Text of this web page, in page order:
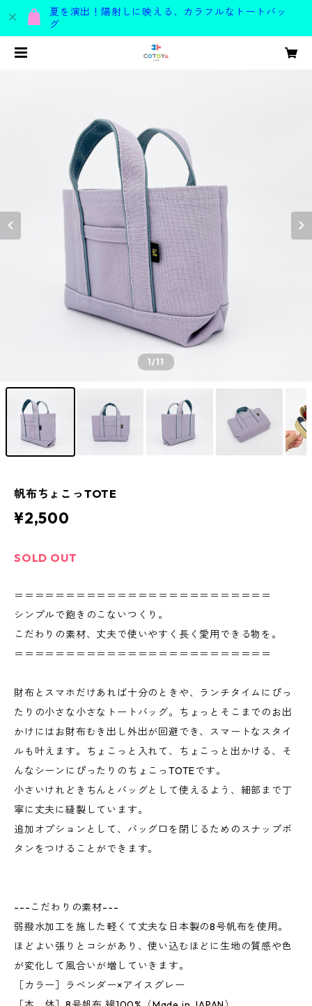
夏を演出！陽射しに映える、カラフルなトートバッ
グ
1/11
帆布ちょこっTOTE
¥2,500
SOLD OUT
＝＝＝＝＝＝＝＝＝＝＝＝＝＝＝＝＝＝＝＝＝＝＝＝＝
シンプルで飽きのこないつくり。
こだわりの素材、丈夫で使いやすく長く愛用できる物を。
＝＝＝＝＝＝＝＝＝＝＝＝＝＝＝＝＝＝＝＝＝＝＝＝＝
財布とスマホだけあれば十分のときや、ランチタイムにぴっ
たりの小さな小さなトートバッグ。ちょっとそこまでのお出
かけにはお財布むき出し外出が回避でき、スマートなスタイ
ルも叶えます。ちょこっと入れて、ちょこっと出かける、そ
んなシーンにぴったりのちょこっTOTEです。
小さいけれどきちんとバッグとして使えるよう、細部まで丁
寧に丈夫に縫製しています。
追加オプションとして、バッグ口を閉じるためのスナップボ
タンをつけることができます。
---こだわりの素材---
弱撥水加工を施した軽くて丈夫な日本製の8号帆布を使用。
ほどよい張りとコシがあり、使い込むほどに生地の質感や色
が変化して風合いが増していきます。
［カラー］ラベンダー×アイスグレー